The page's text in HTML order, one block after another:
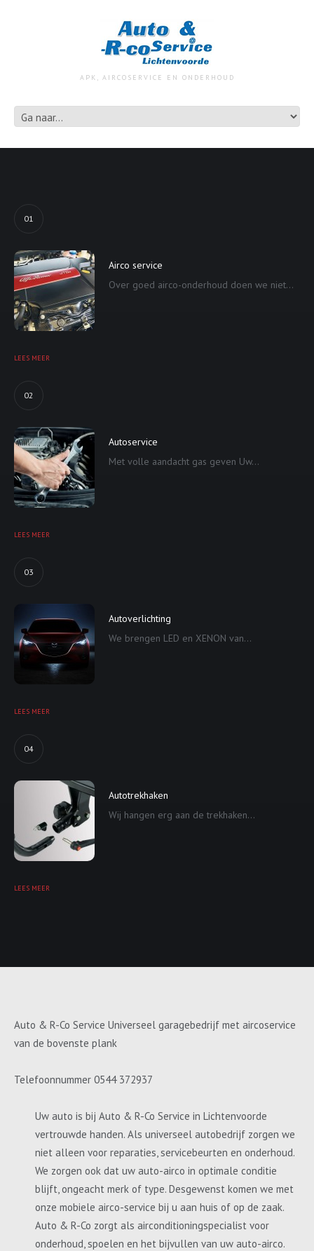
APK, AIRCOSERVICE EN ONDERHOUD
01
Airco service
Over goed airco-onderhoud doen we niet...
LEES MEER
02
Autoservice
Met volle aandacht gas geven Uw...
LEES MEER
03
Autoverlichting
We brengen LED en XENON van...
LEES MEER
04
Autotrekhaken
Wij hangen erg aan de trekhaken...
LEES MEER
Auto & R-Co Service Universeel garagebedrijf met aircoservice
van de bovenste plank
Telefoonnummer 0544 372937
Uw auto is bij Auto & R-Co Service in Lichtenvoorde
vertrouwde handen. Als universeel autobedrijf zorgen we
niet alleen voor reparaties, servicebeurten en onderhoud.
We zorgen ook dat uw auto-airco in optimale conditie
blijft, ongeacht merk of type. Desgewenst komen we met
onze mobiele airco-service bij u aan huis of op de zaak.
Auto & R-Co zorgt als airconditioningspecialist voor
onderhoud, spoelen en het bijvullen van uw auto-airco.